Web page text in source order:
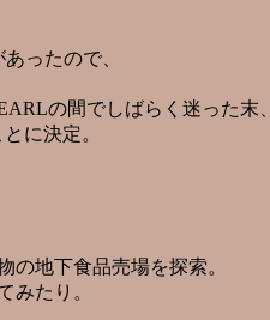
ったので、
の間でしばらく迷った末、
に決定。
地下食品売場を探索。
みたり。